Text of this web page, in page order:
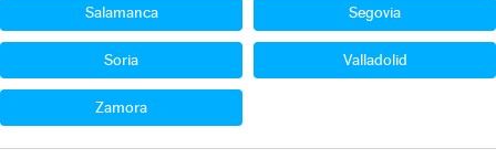
Salamanca Segovia
Soria Valladolid
Zamora